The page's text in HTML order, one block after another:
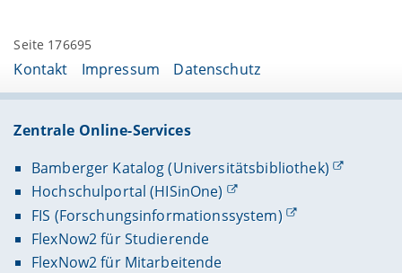
Seite 176695
Kontakt Impressum Datenschutz
Zentrale Online-Services
Bamberger Katalog (Universitätsbibliothek)
Hochschulportal (HISinOne)
FIS (Forschungsinformationssystem)
FlexNow2 für Studierende
FlexNow2 für Mitarbeitende